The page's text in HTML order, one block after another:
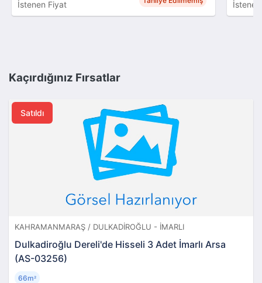
İstenen Fiyat
Kaçırdığınız Fırsatlar
Satıldı
KAHRAMANMARAŞ / DULKADIROĞLU - İMARLI
Dulkadiroğlu Dereli'de Hisseli 3 Adet İmarlı Arsa
(AS-03256)
66m²